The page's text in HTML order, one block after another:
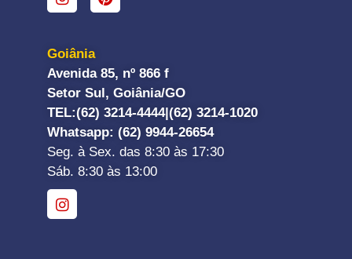
Goiânia
Avenida 85, nº 866 f
Setor Sul, Goiânia/GO
TEL:(62) 3214-4444| (62) 3214-1020
Whatsapp: (62) 9944-26654
Seg. à Sex. das 8:30 às 17:30
Sáb. 8:30 às 13:00